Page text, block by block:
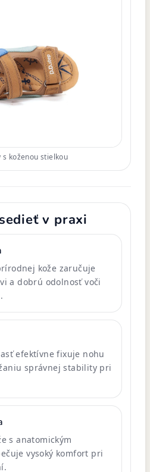
s koženou stielkou
v praxi
kože zaručuje
a dobrú odolnosť voči
efektívne fixuje nohu
správnej stability pri
s anatomickým
vysoký komfort pri